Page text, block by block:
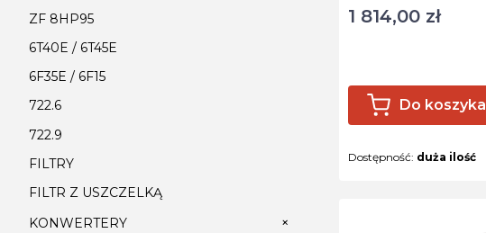
ZF 8HP95
6T40E / 6T45E
6F35E / 6F15
722.6
722.9
FILTRY
FILTR Z USZCZELKĄ
KONWERTERY
+
Cena
1 814,00 zł
Do koszyka
Dostępność: duża ilość